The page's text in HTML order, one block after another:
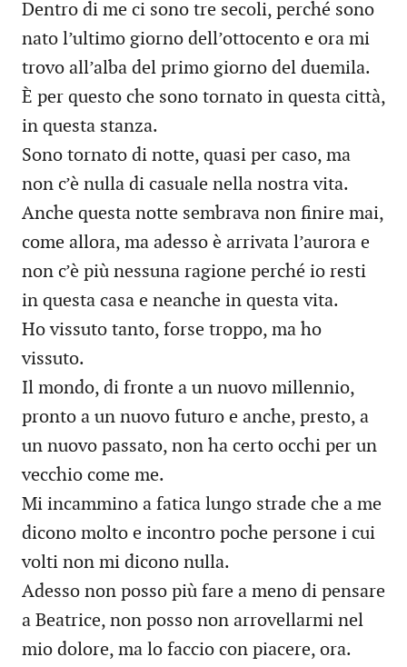
Dentro di me ci sono tre secoli, perché sono
nato l’ultimo giorno dell’ottocento e ora mi
trovo all’alba del primo giorno del duemila.
È per questo che sono tornato in questa città,
in questa stanza.
Sono tornato di notte, quasi per caso, ma
non c’è nulla di casuale nella nostra vita.
Anche questa notte sembrava non finire mai,
come allora, ma adesso è arrivata l’aurora e
non c’è più nessuna ragione perché io resti
in questa casa e neanche in questa vita.
Ho vissuto tanto, forse troppo, ma ho
vissuto.
Il mondo, di fronte a un nuovo millennio,
pronto a un nuovo futuro e anche, presto, a
un nuovo passato, non ha certo occhi per un
vecchio come me.
Mi incammino a fatica lungo strade che a me
dicono molto e incontro poche persone i cui
volti non mi dicono nulla.
Adesso non posso più fare a meno di pensare
a Beatrice, non posso non arrovellarmi nel
mio dolore, ma lo faccio con piacere, ora.